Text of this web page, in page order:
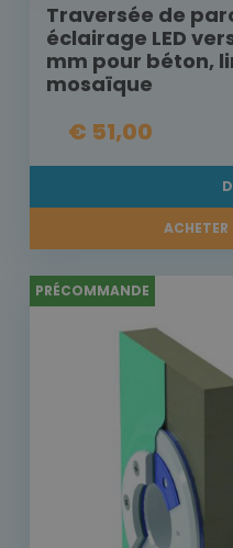
Traversée de
éclairage LED
mm pour béton,
mosaïque
€ 51,00
PRÉCOMMANDE